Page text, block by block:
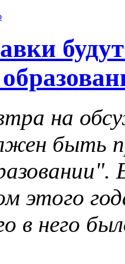
на
быть
этого
в него